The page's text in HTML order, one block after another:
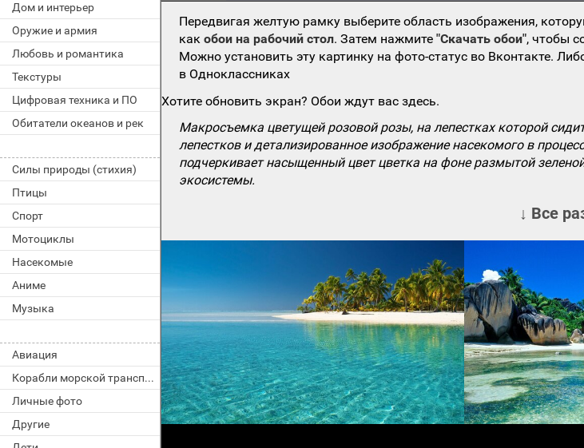
Дом и интерьер
Оружие и армия
Любовь и романтика
Текстуры
Цифровая техника и ПО
Обитатели океанов и рек
Силы природы (стихия)
Птицы
Спорт
Мотоциклы
Насекомые
Аниме
Музыка
Авиация
Корабли морской транспорт
Личные фото
Другие
Передвигая желтую рамку выберите область изображения,
какобои на рабочий стол. Затем нажмите"Скачать обои", чтобы
Можно установить эту картинку на фото-статус во Вконтакте.
в Одноклассниках
Хотите обновить экран? Обои ждут вас здесь.
Макросъемка цветущей розовой розы, на лепестках которой
лепестков и детализированное изображение насекомого в
подчеркивает насыщенный цвет цветка на фоне размытой
экосистемы.
↓ Все